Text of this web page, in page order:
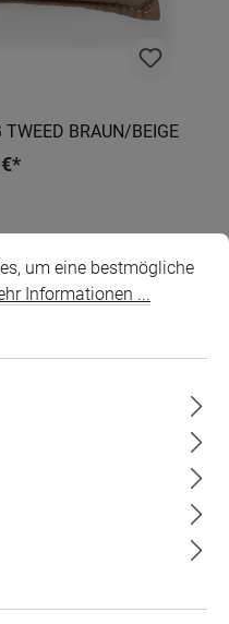
BRAUN/BEIGE
eine bestmögliche
um eine bestmögliche
Informationen ...